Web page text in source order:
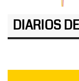
DIARIOS